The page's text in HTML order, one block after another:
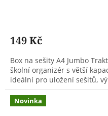
149 Kč
Box na sešity A4 Jumbo
školní organizér s větší
ideální pro uložení sešitů,
Novinka